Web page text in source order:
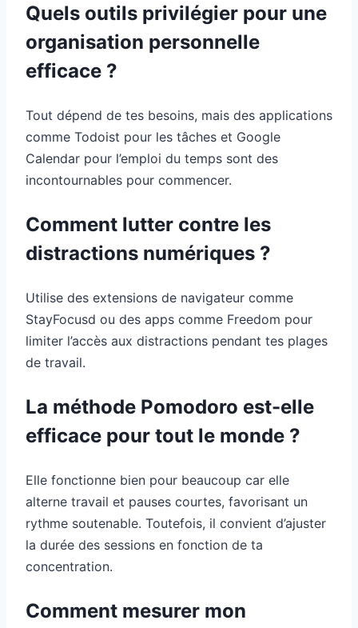
Quels outils privilégier pour une
organisation personnelle
efficace ?
Tout dépend de tes besoins, mais des applications
comme Todoist pour les tâches et Google
Calendar pour l’emploi du temps sont des
incontournables pour commencer.
Comment lutter contre les
distractions numériques ?
Utilise des extensions de navigateur comme
StayFocusd ou des apps comme Freedom pour
limiter l’accès aux distractions pendant tes plages
de travail.
La méthode Pomodoro est-elle
efficace pour tout le monde ?
Elle fonctionne bien pour beaucoup car elle
alterne travail et pauses courtes, favorisant un
rythme soutenable. Toutefois, il convient d’ajuster
la durée des sessions en fonction de ta
concentration.
Comment mesurer mon